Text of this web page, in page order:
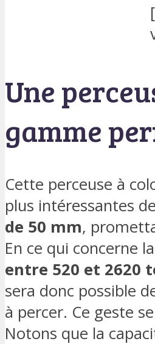
Une
gamme
Cette perceuse à
plus intéressantes
de 50 mm,
En ce qui concerne
entre 520 et 2620
sera donc possible
à percer. Ce geste
Notons que la